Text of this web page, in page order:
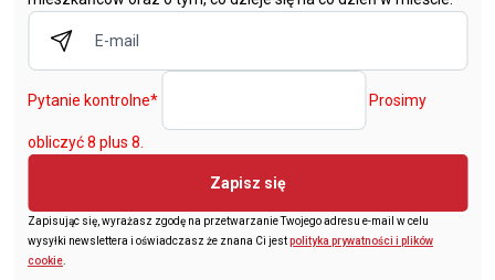
Pytanie kontrolne* Prosimy
obliczyć 8 plus 8.
Zapisz się
Zapisując się, wyrażasz zgodę na przetwarzanie Twojego adresu e-mail w celu
wysyłki newslettera i oświadczasz że znana Ci jestpolityka prywatności i plików
cookie.